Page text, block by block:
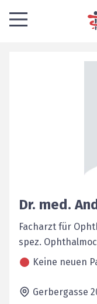
Dr. med.
Facharzt für
spez.
Keine neuen
Gerbergasse